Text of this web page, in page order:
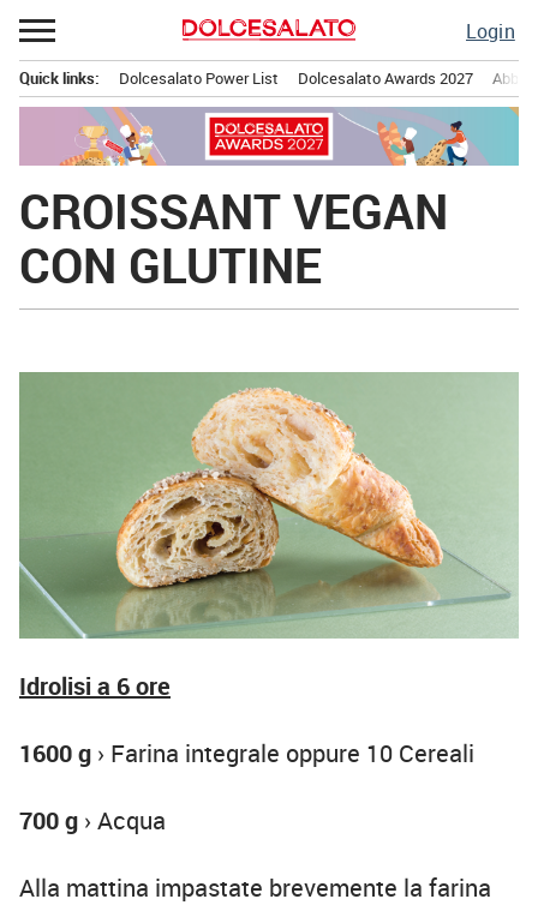
Passa
al
contenuto
Login
principale
Quick links: Dolcesalato Power List Dolcesalato Awards 2027
CROISSANT VEGAN
CON GLUTINE
Idrolisi a 6 ore
1600 g › Farina integrale oppure 10 Cereali
700 g › Acqua
Alla mattina impastate brevemente la farina